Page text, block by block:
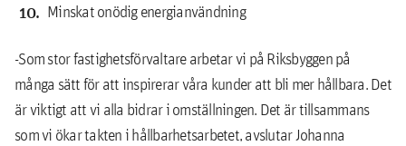
Minskat onödig energianvändning
-Som stor fastighetsförvaltare arbetar vi på Riksbyggen på
många sätt för att inspirerar våra kunder att bli mer hållbara. Det
är viktigt att vi alla bidrar i omställningen. Det är tillsammans
som vi ökar takten i hållbarhetsarbetet, avslutar Johanna